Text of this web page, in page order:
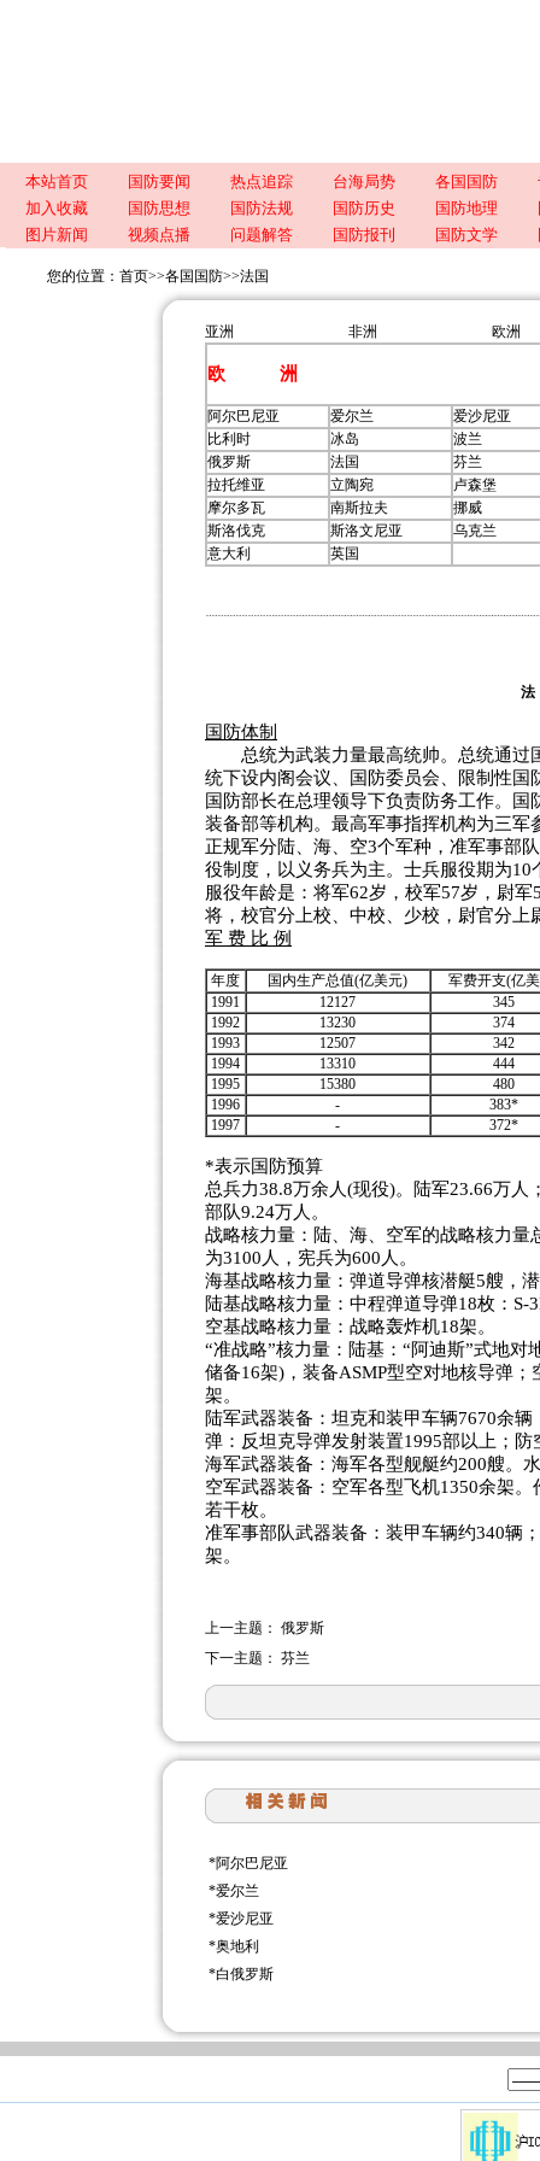
本站首页 国防要闻 热点追踪 台海局势 各国国防
加入收藏
国防思想 国防法规 国防历史 国防地理
图片新闻
视频点播 问题解答 国防报刊 国防文学
您的位置： 首页>>各国国防>>法国
亚洲 非洲 欧洲
欧 洲
阿尔巴尼亚 爱尔兰
爱沙尼亚
比利时
冰岛
波兰
俄罗斯
法国
芬兰
拉托维亚
立陶宛
卢森堡
摩尔多瓦
南斯拉夫
挪威
斯洛伐克
斯洛文尼亚
乌克兰
意大利
英国
国防体制
总统为武装力量最高统帅。总统通过
统下设内阁会议、国防委员会、限制性
国防部长在总理领导下负责防务工作。
装备部等机构。最高军事指挥机构为三
正规军分陆、海、空3个军种，准军事部
役制度，以义务兵为主。士兵服役期为
服役年龄是：将军62岁，校军57岁，尉
将，校官分上校、中校、少校，尉官分上
军 费 比 例
年度 国内生产总值(亿美元)
军费开支(亿
1991
12127
345
1992
13230
374
1993
12507
342
1994
13310
444
1995
15380
480
1996
-
383*
1997
- 372*
*表示国防预算
总兵力38.8万余人(现役)。陆军23.66万
部队9.24万人。
战略核力量：陆、海、空军的战略核力量
为3100人，宪兵为600人。
海基战略核力量：弹道导弹核潜艇5艘，
陆基战略核力量：中程弹道导弹18枚：S-
空基战略核力量：战略轰炸机18架。
“准战略”核力量：陆基：“阿迪斯”式地
储备16架)，装备ASMP型空对地核导弹
架。
陆军武器装备：坦克和装甲车辆7670余
弹：反坦克导弹发射装置1995部以上；
海军武器装备：海军各型舰艇约200艘。
空军武器装备：空军各型飞机1350余架
若干枚。
准军事部队武器装备：装甲车辆约340辆
架。
上一主题： 俄罗斯
下一主题： 芬兰
*阿尔巴尼亚
*爱尔兰
*爱沙尼亚
*奥地利
*白俄罗斯